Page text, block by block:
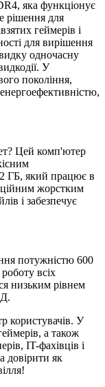
яка функціонує
рішення для
геймерів і
для вирішення
одночасну
У
покоління,
Цей комп'ютер
ГБ, який працює в
жорстким
і забезпечує
потужністю 600
всіх
низьким рівнем
користувачів. У
а також
IT-фахівців і
довірити як